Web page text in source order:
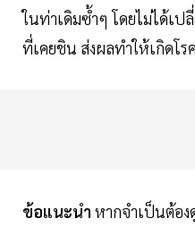
ในท่าเดิมซ้ำๆ โดยไม่ได้เ
ที่เคยชิน ส่งผลทำให้เกิดโร
ข้อแนะนำ หากจำเป็นต้อ